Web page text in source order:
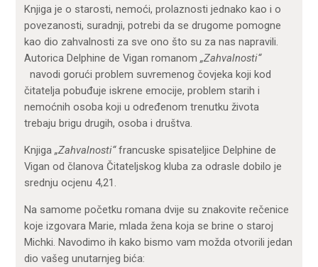
Knjiga je o starosti, nemoći, prolaznosti jednako kao i o
povezanosti, suradnji, potrebi da se drugome pomogne
kao dio zahvalnosti za sve ono što su za nas napravili.
Autorica Delphine de Vigan romanom„Zahvalnosti“
navodi gorući problem suvremenog čovjeka koji kod
čitatelja pobuđuje iskrene emocije, problem starih i
nemoćnih osoba koji u određenom trenutku života
trebaju brigu drugih, osoba i društva.
Knjiga „Zahvalnosti“francuske spisateljice Delphine de
Vigan od članova Čitateljskog kluba za odrasle dobilo je
srednju ocjenu 4,21.
Na samome početku romana dvije su znakovite rečenice
koje izgovara Marie, mlada žena koja se brine o staroj
Michki. Navodimo ih kako bismo vam možda otvorili jedan
dio vašeg unutarnjeg bića: